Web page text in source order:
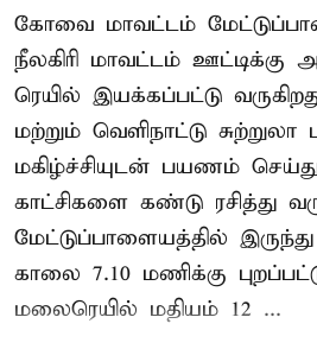
கோவை மாவட்டம்
நீலகிரி மாவட்டம் ஊட்டிக்கு
ரெயில் இயக்கப்பட்டு
மற்றும் வெளிநாட்டு
மகிழ்ச்சியுடன் பயணம்
காட்சிகளை கண்டு ரசித்து
மேட்டுப்பாளையத்தில்
காலை 7.10 மணிக்கு
மலைரெயில் மதியம் 12 ...